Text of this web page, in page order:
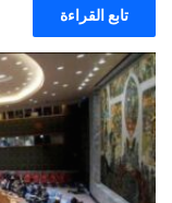
تابع القراءة